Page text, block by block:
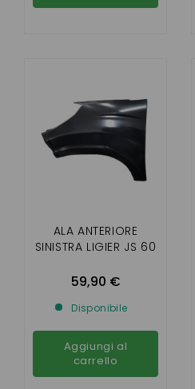
ALA ANTERIORE
SINISTRA LIGIER JS 60
59,90 €
Disponibile
Aggiungi al
carrello